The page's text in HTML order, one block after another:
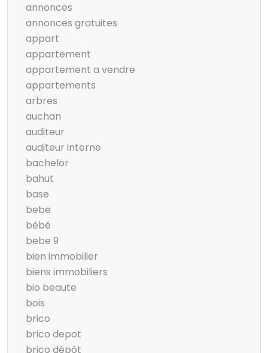
annonces
annonces gratuites
appart
appartement
appartement a vendre
appartements
arbres
auchan
auditeur
auditeur interne
bachelor
bahut
base
bebe
bébé
bebe 9
bien immobilier
biens immobiliers
bio beaute
bois
brico
brico depot
brico dépôt